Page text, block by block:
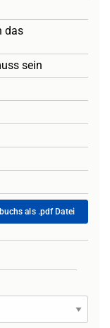
das
sein
als .pdf Datei